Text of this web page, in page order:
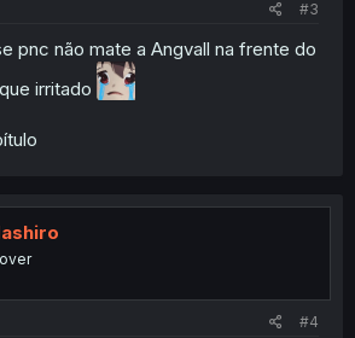
#3
pnc não mate a Angvall na frente do
irritado
#4